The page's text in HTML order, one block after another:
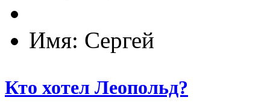
Имя: Сергей
Кто хотел Леопольд?